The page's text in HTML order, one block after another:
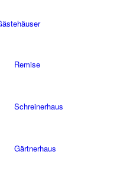
Remise
Schreinerhaus
Gärtnerhaus